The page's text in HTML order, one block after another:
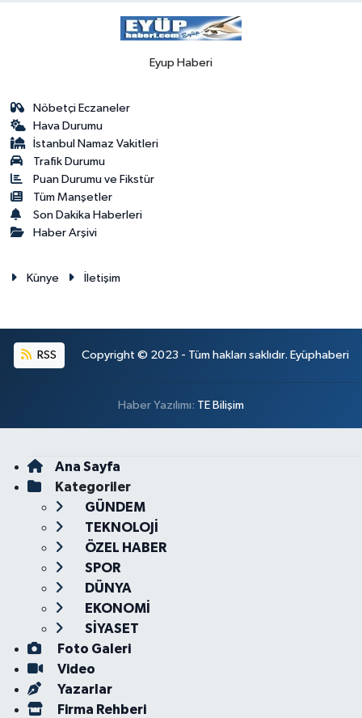
Eyup Haberi
Nöbetçi Eczaneler
Hava Durumu
İstanbul Namaz Vakitleri
Trafik Durumu
Puan Durumu ve Fikstür
Tüm Manşetler
Son Dakika Haberleri
Haber Arşivi
Künye İletişim
RSS Copyright © 2023 - Tüm hakları saklıdır. Eyüphaberi
Haber Yazılımı: TE Bilişim
Ana Sayfa
Kategoriler
GÜNDEM
TEKNOLOJİ
ÖZEL HABER
SPOR
DÜNYA
EKONOMİ
SİYASET
Foto Galeri
Video
Yazarlar
Firma Rehberi